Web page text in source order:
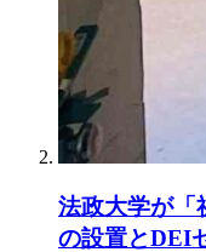
法政大学が「
の設置とDEI